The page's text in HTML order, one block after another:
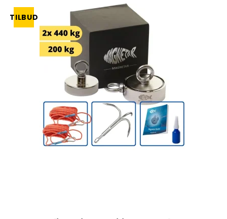
TILBUD